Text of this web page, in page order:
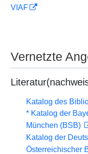
VIAF
Vernetzte
Katalog des
* Katalog der
München (BSB)
Katalog der
Österreichischer